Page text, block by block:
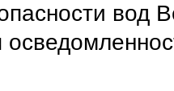
вод